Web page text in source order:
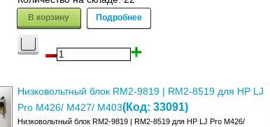
В корзину Подробнее
Низковольтный блок RM2-9819 | RM2-8519 для HP LJ
Pro M426/ M427/ M403(Код: 33091)
Низковольтный блок RM2-9819 | RM2-8519 для HP LJ Pro M426/